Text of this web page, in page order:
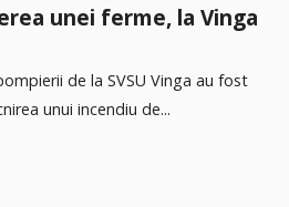
unei ferme, la Vinga
de la SVSU Vinga au fost
unui incendiu de...